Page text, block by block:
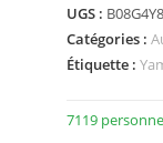
u
r
5
UGS :
Catégories :
Étiquette :
7119